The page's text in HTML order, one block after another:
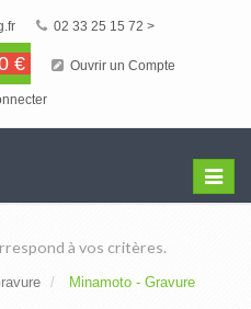
02 33 25 15 72 >
€ Ouvrir un Compte
Menu
à vos critères.
Minamoto - Gravure